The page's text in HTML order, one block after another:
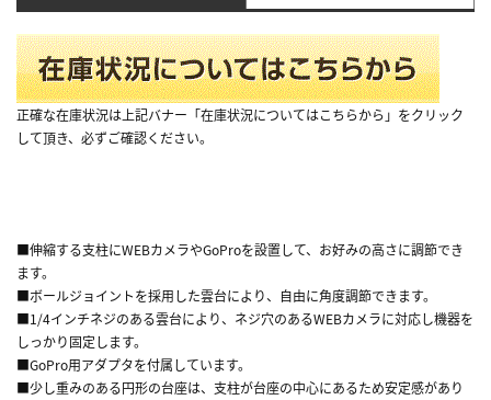
正確な在庫状況は上記バナー「在庫状況についてはこちらから」をクリック
して頂き、必ずご確認ください。
■伸縮する支柱にWEBカメラやGoProを設置して、お好みの高さに調節でき
ます。
■ボールジョイントを採用した雲台により、自由に角度調節できます。
■1/4インチネジのある雲台により、ネジ穴のあるWEBカメラに対応し機器を
しっかり固定します。
■GoPro用アダプタを付属しています。
■少し重みのある円形の台座は、支柱が台座の中心にあるため安定感があり